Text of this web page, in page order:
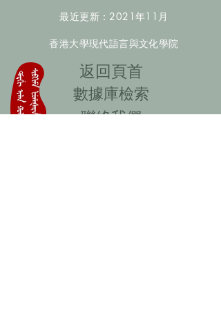
最近更新：2021年11月
香港大學現代語言與文化學院
​返回頁首
數據庫檢索
聯絡我們